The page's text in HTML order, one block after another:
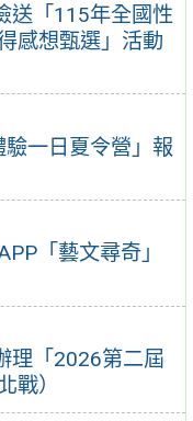
送「115年全國性
感想甄選」活動
一日夏令營」報
「藝文尋奇」
理「2026第二屆
戰）